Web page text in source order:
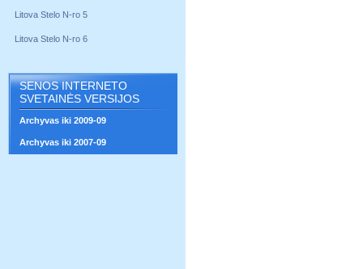
Litova Stelo N-ro 5
Litova Stelo N-ro 6
SENOS INTERNETO
SVETAINĖS VERSIJOS
Archyvas iki 2009-09
Archyvas iki 2007-09